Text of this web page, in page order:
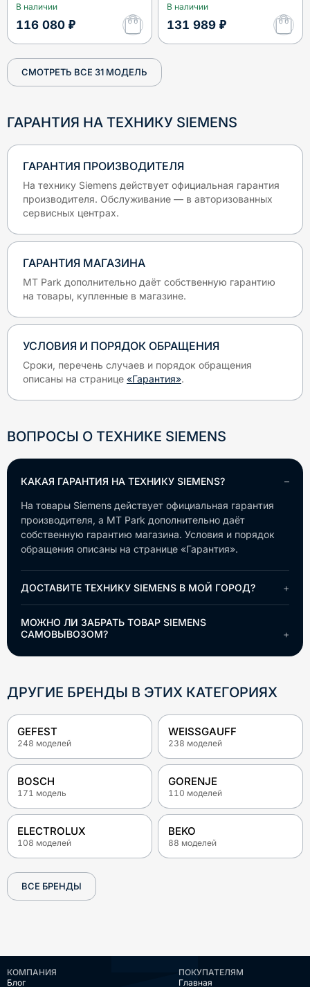
В наличии
116 080 ₽
В наличии
131 989 ₽
СМОТРЕТЬ ВСЕ 31 МОДЕЛЬ
ГАРАНТИЯ НА ТЕХНИКУ SIEMENS
ГАРАНТИЯ ПРОИЗВОДИТЕЛЯ
На технику Siemens действует официальная гарантия
производителя. Обслуживание — в авторизованных
сервисных центрах.
ГАРАНТИЯ МАГАЗИНА
MT Park дополнительно даёт собственную гарантию
на товары, купленные в магазине.
УСЛОВИЯ И ПОРЯДОК ОБРАЩЕНИЯ
Сроки, перечень случаев и порядок обращения
описаны на странице «Гарантия».
ВОПРОСЫ О ТЕХНИКЕ SIEMENS
КАКАЯ ГАРАНТИЯ НА ТЕХНИКУ SIEMENS?
На товары Siemens действует официальная гарантия
производителя, а MT Park дополнительно даёт
собственную гарантию магазина. Условия и порядок
обращения описаны на странице «Гарантия».
ДОСТАВИТЕ ТЕХНИКУ SIEMENS В МОЙ ГОРОД?
МОЖНО ЛИ ЗАБРАТЬ ТОВАР SIEMENS
САМОВЫВОЗОМ?
ДРУГИЕ БРЕНДЫ В ЭТИХ КАТЕГОРИЯХ
GEFEST
248 моделей
WEISSGAUFF
238 моделей
BOSCH
171 модель
GORENJE
110 моделей
ELECTROLUX
108 моделей
BEKO
88 моделей
ВСЕ БРЕНДЫ
КОМПАНИЯ
Блог
ПОКУПАТЕЛЯМ
Главная